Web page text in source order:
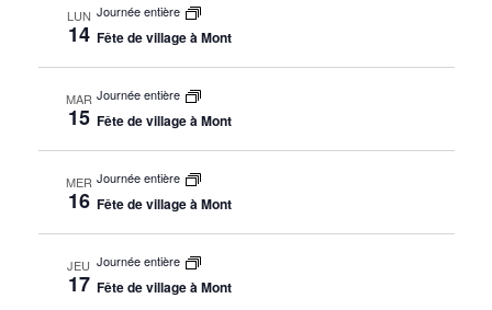
LUN
14
Journée entière
Fête de village à Mont
MAR
15
Journée entière
Fête de village à Mont
MER
16
Journée entière
Fête de village à Mont
JEU
17
Journée entière
Fête de village à Mont